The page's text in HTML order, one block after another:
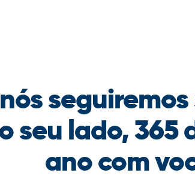
seu lado, 365
ano com